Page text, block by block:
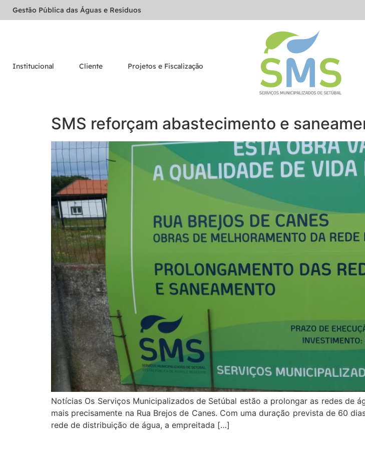
Gestão Pública das Águas e Resíduos
Institucional Cliente Projetos e Fiscalização
SMS reforçam abastecimento e
Notícias Os Serviços Municipalizados de Setúbal estão a prolongar as redes de
mais precisamente na Rua Brejos de Canes. Com uma duração prevista de 60
rede de distribuição de água, a empreitada […]